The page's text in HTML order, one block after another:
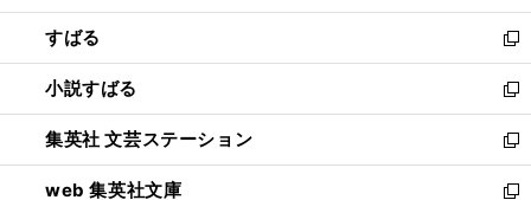
開
く
ウ
で
開
く
ン
ド
ウ
で
開
く
すばる
新
し
い
ウ
ィ
ン
ド
小説すばる
新
し
い
ウ
ィ
集英社 文芸ステーション
新
し
い
web 集英社文庫
新